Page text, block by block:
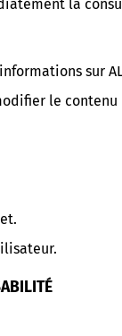
la
sur
le